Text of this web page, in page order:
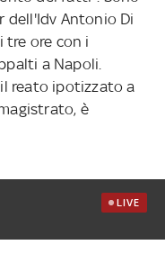
dell'Idv Antonio Di
tre ore con i
a Napoli.
reato ipotizzato a
è
LIVE